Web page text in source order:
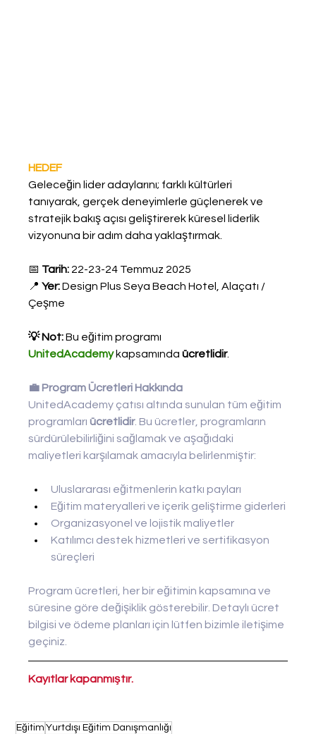
HEDEF
Geleceğin lider adaylarını; farklı kültürleri
tanıyarak, gerçek deneyimlerle güçlenerek ve
stratejik bakış açısı geliştirerek küresel liderlik
vizyonuna bir adım daha yaklaştırmak.
📅 Tarih: 22-23-24 Temmuz 2025
📍 Yer: Design Plus Seya Beach Hotel, Alaçatı /
Çeşme
💡 Not: Bu eğitim programı
UnitedAcademy kapsamında ücretlidir.
💼 Program Ücretleri Hakkında
UnitedAcademy çatısı altında sunulan tüm eğitim
programları ücretlidir. Bu ücretler, programların
sürdürülebilirliğini sağlamak ve aşağıdaki
maliyetleri karşılamak amacıyla belirlenmiştir:
Uluslararası eğitmenlerin katkı payları
Eğitim materyalleri ve içerik geliştirme giderleri
Organizasyonel ve lojistik maliyetler
Katılımcı destek hizmetleri ve sertifikasyon
süreçleri
Program ücretleri, her bir eğitimin kapsamına ve
süresine göre değişiklik gösterebilir. Detaylı ücret
bilgisi ve ödeme planları için lütfen bizimle iletişime
geçiniz.
Kayıtlar kapanmıştır.
Eğitim Yurtdışı Eğitim Danışmanlığı